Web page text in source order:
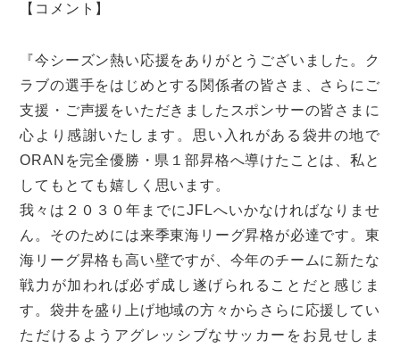
【コメント】
『今シーズン熱い応援をありがとうございました。ク
ラブの選手をはじめとする関係者の皆さま、さらにご
支援・ご声援をいただきましたスポンサーの皆さまに
心より感謝いたします。思い入れがある袋井の地で
ORANを完全優勝・県１部昇格へ導けたことは、私と
してもとても嬉しく思います。
我々は２０３０年までにJFLへいかなければなりませ
ん。そのためには来季東海リーグ昇格が必達です。東
海リーグ昇格も高い壁ですが、今年のチームに新たな
戦力が加われば必ず成し遂げられることだと感じま
す。袋井を盛り上げ地域の方々からさらに応援してい
ただけるようアグレッシブなサッカーをお見せしま